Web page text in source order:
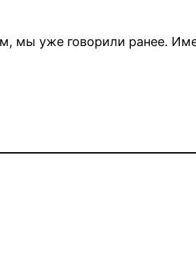
мы уже говорили ранее.